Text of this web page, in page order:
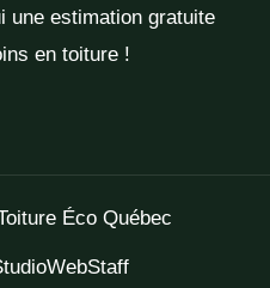
une estimation gratuite
en toiture !
Éco Québec